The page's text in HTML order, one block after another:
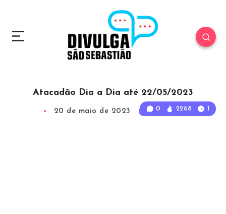
0 2268 1
Atacadão Dia a Dia até 22/05/2023
20 de maio de 2023 Min Read